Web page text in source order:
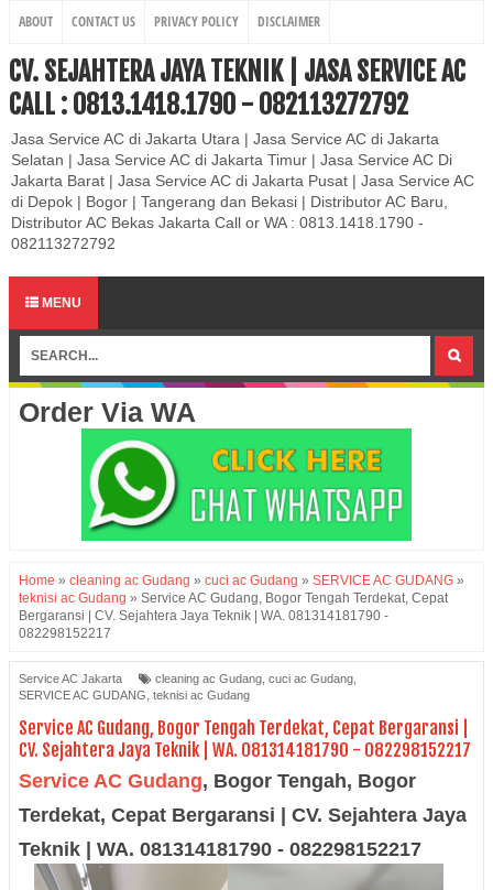
ABOUT CONTACT US PRIVACY POLICY DISCLAIMER
CV. SEJAHTERA JAYA TEKNIK | JASA SERVICE AC
CALL : 0813.1418.1790 - 082113272792
Jasa Service AC di Jakarta Utara | Jasa Service AC di Jakarta
Selatan | Jasa Service AC di Jakarta Timur | Jasa Service AC Di
Jakarta Barat | Jasa Service AC di Jakarta Pusat | Jasa Service AC
di Depok | Bogor | Tangerang dan Bekasi | Distributor AC Baru,
Distributor AC Bekas Jakarta Call or WA : 0813.1418.1790 -
082113272792
MENU
Order Via WA
Home » cleaning ac Gudang » cuci ac Gudang » SERVICE AC GUDANG »
teknisi ac Gudang » Service AC Gudang, Bogor Tengah Terdekat, Cepat
Bergaransi | CV. Sejahtera Jaya Teknik | WA. 081314181790 -
082298152217
Service AC Jakarta cleaning ac Gudang cuci ac Gudang
SERVICE AC GUDANG teknisi ac Gudang
Service AC Gudang, Bogor Tengah Terdekat, Cepat Bergaransi |
CV. Sejahtera Jaya Teknik | WA. 081314181790 - 082298152217
Service AC Gudang, Bogor Tengah, Bogor
Terdekat, Cepat Bergaransi | CV. Sejahtera Jaya
Teknik | WA. 081314181790 - 082298152217